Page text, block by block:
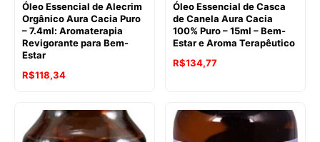
Óleo Essencial de Alecrim
Orgânico Aura Cacia Puro
– 7.4ml: Aromaterapia
Revigorante para Bem-
Estar
O
original
era:
R$118,34O
atual
é:
Óleo Essencial de Casca
de Canela Aura Cacia
100% Puro – 15ml – Bem-
Estar e Aroma Terapêutico
O
era:
R$137,66.
R$134,77O
é:
R$134,77.